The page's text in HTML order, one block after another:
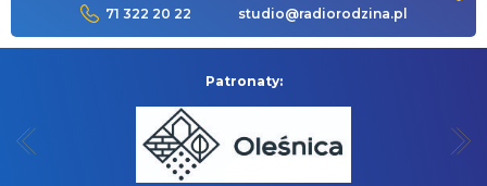
71 322 20 22 studio@radiorodzina.pl
Patronaty: